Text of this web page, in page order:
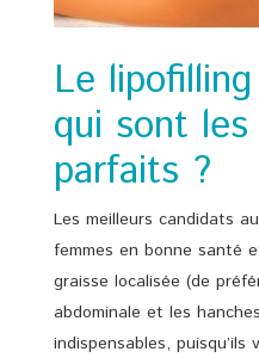
Le
qui sont
parfaits ?
Les meilleurs candidats
femmes en bonne santé
graisse localisée (de
abdominale et les
indispensables,